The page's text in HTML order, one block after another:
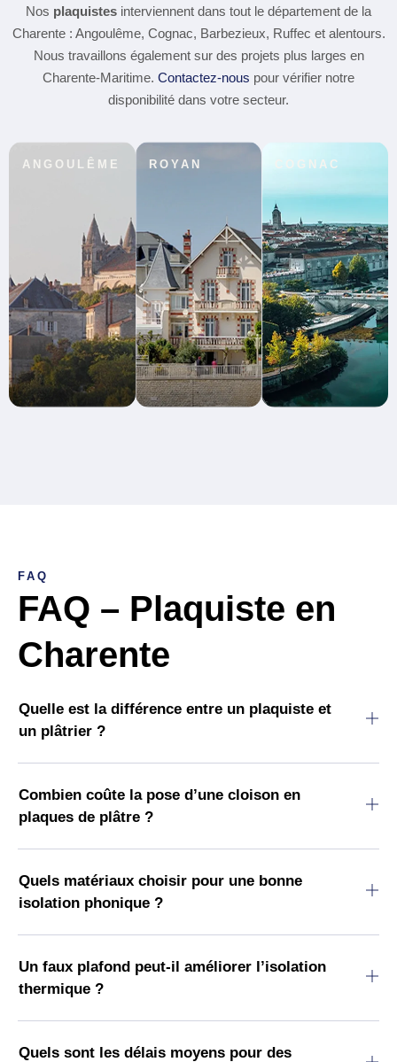
Nos plaquistes interviennent dans tout le département de la
Charente : Angoulême, Cognac, Barbezieux, Ruffec et alentours.
Nous travaillons également sur des projets plus larges en
Charente-Maritime. Contactez-nous pour vérifier notre
disponibilité dans votre secteur.
ANGOULÊME ROYAN COGNAC
FAQ
FAQ – Plaquiste en
Charente
Quelle est la différence entre un plaquiste et
un plâtrier ?
Combien coûte la pose d’une cloison en
plaques de plâtre ?
Quels matériaux choisir pour une bonne
isolation phonique ?
Un faux plafond peut-il améliorer l’isolation
thermique ?
Quels sont les délais moyens pour des